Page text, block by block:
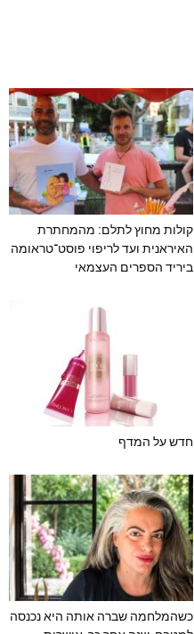
קולות מחוץ לתלם: מהמחתרת
האיראנית ועד לריפוי פוסט־טראומה
ביריד הספרים העצמאי
חדש על המדף
כשהמלחמה שברה אותה היא נכנסה